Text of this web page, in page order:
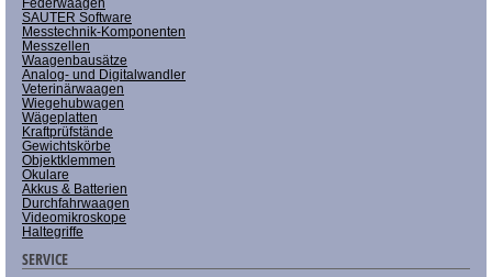
SAUTER Software
Messtechnik-Komponenten
Messzellen
Waagenbausätze
Analog- und Digitalwandler
Veterinärwaagen
Wiegehubwagen
Wägeplatten
Kraftprüfstände
Gewichtskörbe
Objektklemmen
Okulare
Akkus & Batterien
Durchfahrwaagen
Videomikroskope
Haltegriffe
SERVICE